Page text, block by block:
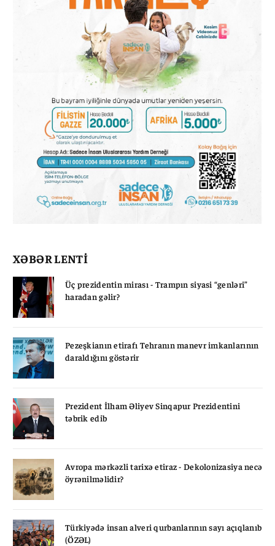
XƏBƏR LENTİ
Üç prezidentin mirası - Trampın siyasi “genləri”
haradan gəlir?
Pezeşkianın etirafı Tehranın manevr imkanlarının
daraldığını göstərir
Prezident İlham Əliyev Sinqapur Prezidentini
təbrik edib
Avropa mərkəzli tarixə etiraz - Dekolonizasiya necə
öyrənilməlidir?
Türkiyədə insan alveri qurbanlarının sayı açıqlanıb
(ÖZƏL)